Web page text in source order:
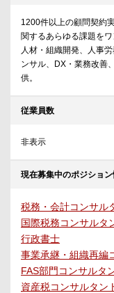
1200件以上の顧問契約
関するあらゆる課題をワ
人材・組織開発、人事
ンサル、DX・業務改善
供。
従業員数
非表示
現在募集中のポジション
税務・会計コンサル
国際税務コンサルタ
行政書士
事業承継・組織再編
FAS部門コンサルタ
資産税コンサルタン